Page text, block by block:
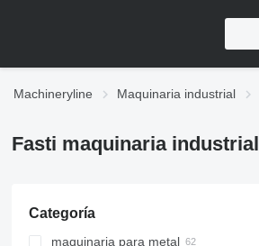
Machineryline Maquinaria industrial
Fasti maquinaria industrial
Categoría
maquinaria para metal